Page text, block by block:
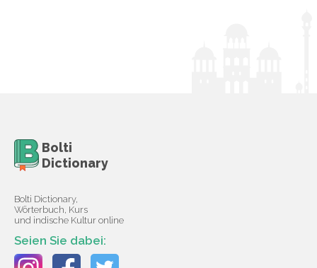
Bolti
Dictionary
Bolti Dictionary,
Wörterbuch, Kurs
und indische Kultur online
Seien Sie dabei: